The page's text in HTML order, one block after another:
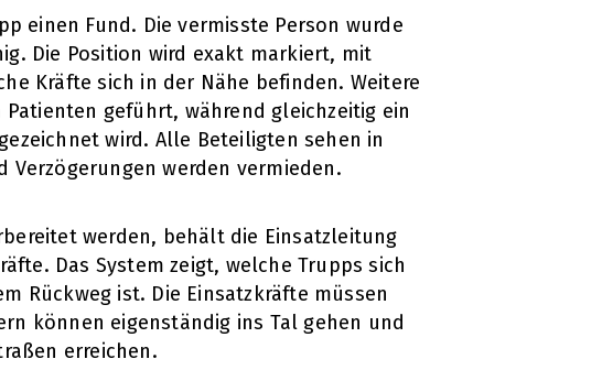
einen Fund. Die vermisste Person wurde
Die Position wird exakt markiert, mit
Kräfte sich in der Nähe befinden. Weitere
geführt, während gleichzeitig ein
wird. Alle Beteiligten sehen in
Verzögerungen werden vermieden.
werden, behält die Einsatzleitung
Das System zeigt, welche Trupps sich
Rückweg ist. Die Einsatzkräfte müssen
können eigenständig ins Tal gehen und
erreichen.